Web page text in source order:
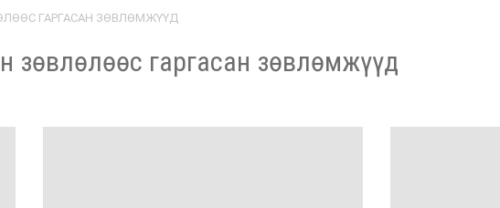
ГАРГАСАН ЗӨВЛӨМЖҮҮД
зөвлөлөөс гаргасан зөвлөмжүүд